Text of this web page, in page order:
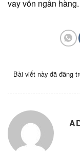
vay vốn ngân hàng.
Bài viết này đã đăng